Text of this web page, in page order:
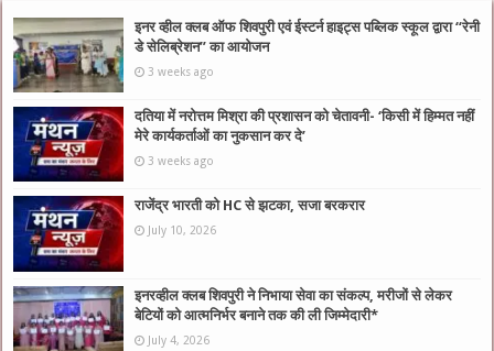
इनर व्हील क्लब ऑफ शिवपुरी एवं ईस्टर्न हाइट्स पब्लिक स्कूल द्वारा “रेनी
डे सेलिब्रेशन” का आयोजन
3 weeks ago
दतिया में नरोत्तम मिश्रा की प्रशासन को चेतावनी- ‘किसी में हिम्मत नहीं
मेरे कार्यकर्ताओं का नुकसान कर दे’
3 weeks ago
राजेंद्र भारती को HC से झटका, सजा बरकरार
July 10, 2026
इनरव्हील क्लब शिवपुरी ने निभाया सेवा का संकल्प, मरीजों से लेकर
बेटियों को आत्मनिर्भर बनाने तक की ली जिम्मेदारी*
July 4, 2026